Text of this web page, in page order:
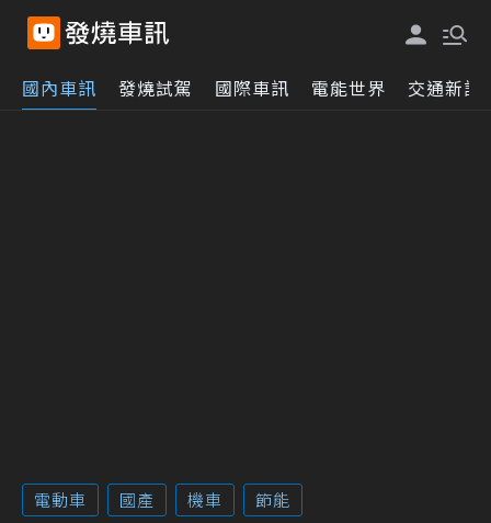
國內車訊 發燒試駕 國際車訊 電能世界 交通新訊
電動車 國產 機車 節能